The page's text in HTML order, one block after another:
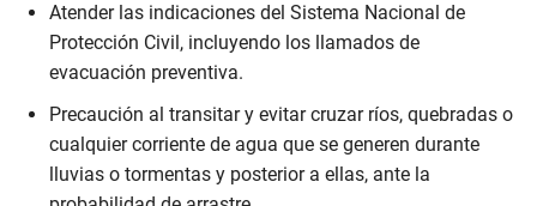
Atender las indicaciones del Sistema Nacional de
Protección Civil, incluyendo los llamados de
evacuación preventiva.
Precaución al transitar y evitar cruzar ríos, quebradas o
cualquier corriente de agua que se generen durante
lluvias o tormentas y posterior a ellas, ante la